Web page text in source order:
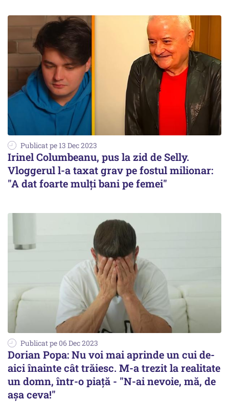
Publicat pe 13 Dec 2023
Irinel Columbeanu, pus la zid de Selly.
Vloggerul l-a taxat grav pe fostul milionar:
"A dat foarte mulți bani pe femei"
Publicat pe 06 Dec 2023
Dorian Popa: Nu voi mai aprinde un cui de-
aici înainte cât trăiesc. M-a trezit la realitate
un domn, într-o piață - "N-ai nevoie, mă, de
așa ceva!"